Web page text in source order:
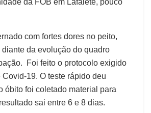
com fortes dores no peito,
diante da evolução do quadro
Foi feito o protocolo exigido
19. O teste rápido deu
óbito foi coletado material para
sai entre 6 e 8 dias.